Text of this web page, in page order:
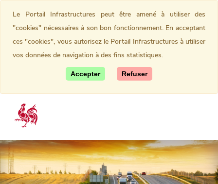
Le Portail Infrastructures peut être amené à utiliser des
"cookies" nécessaires à son bon fonctionnement. En acceptant
ces "cookies", vous autorisez le Portail Infrastructures à utiliser
vos données de navigation à des fins statistiques.
Accepter Refuser